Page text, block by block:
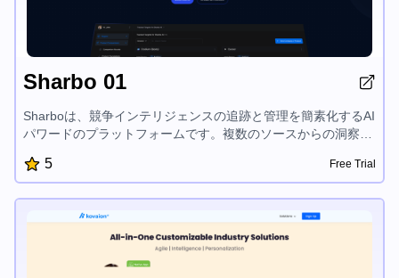
Sharbo 01
Sharboは、競争インテリジェンスの追跡と管理を簡素化するAI
パワードのプラットフォームです。複数のソースからの洞察を
るスケーラブルなアクセシビリティを提供することで、企業が
その競争的なワークフローを効率化し、競争上の優位性を維持
5 Free Trial